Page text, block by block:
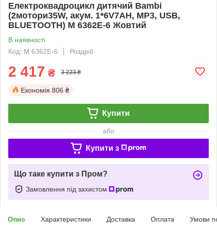
Електроквадроцикл дитячий Bambi
(2мотори35W, акум. 1*6V7AH, MP3, USB,
BLUETOOTH) M 6362E-6 Жовтий
В наявності
Код: M 6362E-6
Роздріб
2 417 ₴ 3 223 ₴
Економія 806 ₴
Купити
або
Купити з
Що таке купити з Пром?
Замовлення під захистом
Опис Характеристики Доставка Оплата Умови